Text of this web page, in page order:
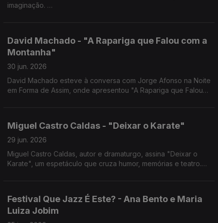
imaginação.
David Machado - "A Rapariga que Falou com a
Montanha"
30 jun. 2026
David Machado esteve à conversa com Jorge Afonso na Noite
em Forma de Assim, onde apresentou "A Rapariga que Falou
Miguel Castro Caldas - "Deixar o Karate"
29 jun. 2026
Miguel Castro Caldas, autor e dramaturgo, assina "Deixar o
Karate", um espetáculo que cruza humor, memórias e teatro.
Festival Que Jazz É Este? - Ana Bento e Maria
Luiza Jobim